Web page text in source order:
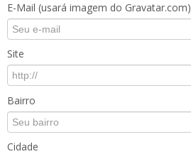
E-Mail (usará imagem do Gravatar.com)
Site
Bairro
Cidade